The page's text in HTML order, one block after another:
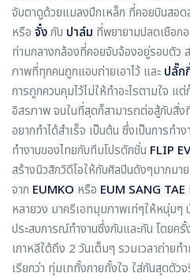
จับตาดูด้วยแมลงปีกเหล็ก ที่คอยบินสอ
หรือ จั๋งกับ ปาล์ม ที่พยายามปลดเชือก
ท่ามกลางกล้องที่คอยจับจ้องอยู่รอบตัว
ภาพที่ทุกคนถูกแอบถ่ายเอาไว้ และ ปลั๊ก
การถูกควบคุมไว้ไม่ให้ทำอะไรตามใจ แ
อิสรภาพ จนในที่สุดก็สามารถต่อสู้กับสิ่ง
อยากทำได้สำเร็จ เป็นต้น ซึ่งเป็นการทำ
ทำงานของไทยกับทีมโปรดักชั่น FLIP
สร้างมิวสิกวิดีโอให้กับศิลปินดังๆมากม
จาก EUMKO หรือ EUM SANG TAE
หลายวง มาครีเอทมุมภาพเท่ๆให้หนุ่มๆ
ประสบการณ์ทำงานซึ่งกันและกัน โดยครั้
เกาหลีใต้ถึง 2 วันเต็มๆ รวมเวลาถ่าย
เรียกว่า ทุ่มเททั้งกายทั้งใจ ใส่กันสุดตัว